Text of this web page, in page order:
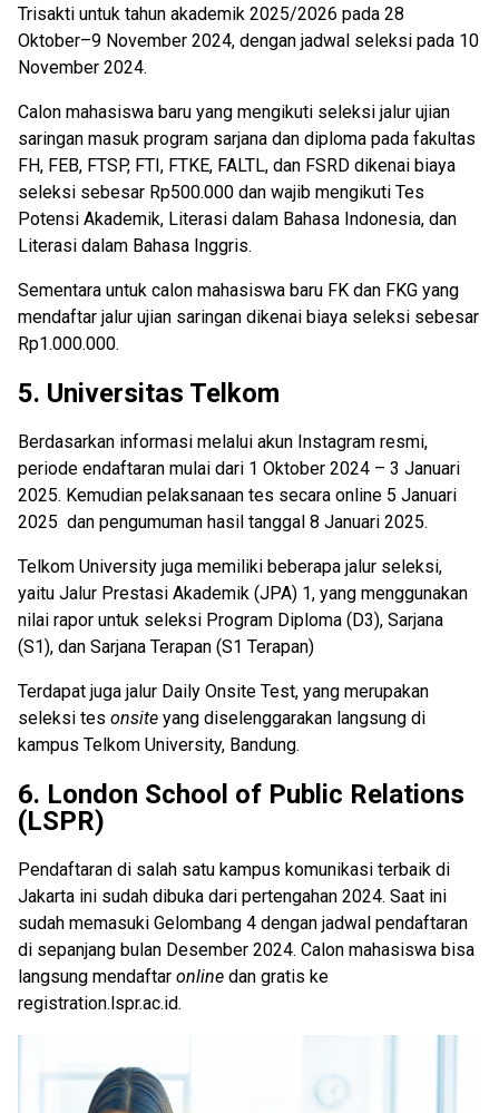
Trisakti untuk tahun akademik 2025/2026 pada 28
Oktober–9 November 2024, dengan jadwal seleksi pada 10
November 2024.
Calon mahasiswa baru yang mengikuti seleksi jalur ujian
saringan masuk program sarjana dan diploma pada fakultas
FH, FEB, FTSP, FTI, FTKE, FALTL, dan FSRD dikenai biaya
seleksi sebesar Rp500.000 dan wajib mengikuti Tes
Potensi Akademik, Literasi dalam Bahasa Indonesia, dan
Literasi dalam Bahasa Inggris.
Sementara untuk calon mahasiswa baru FK dan FKG yang
mendaftar jalur ujian saringan dikenai biaya seleksi sebesar
Rp1.000.000.
5. Universitas Telkom
Berdasarkan informasi melalui akun Instagram resmi,
periode endaftaran mulai dari 1 Oktober 2024 – 3 Januari
2025. Kemudian pelaksanaan tes secara online 5 Januari
2025 dan pengumuman hasil tanggal 8 Januari 2025.
Telkom University juga memiliki beberapa jalur seleksi,
yaitu Jalur Prestasi Akademik (JPA) 1, yang menggunakan
nilai rapor untuk seleksi Program Diploma (D3), Sarjana
(S1), dan Sarjana Terapan (S1 Terapan)
Terdapat juga jalur Daily Onsite Test, yang merupakan
seleksi tes onsite yang diselenggarakan langsung di
kampus Telkom University, Bandung.
6. London School of Public Relations
(LSPR)
Pendaftaran di salah satu kampus komunikasi terbaik di
Jakarta ini sudah dibuka dari pertengahan 2024. Saat ini
sudah memasuki Gelombang 4 dengan jadwal pendaftaran
di sepanjang bulan Desember 2024. Calon mahasiswa bisa
langsung mendaftar online dan gratis ke
registration.lspr.ac.id.